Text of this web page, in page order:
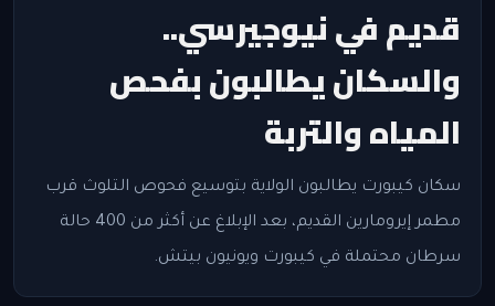
قديم في نيوجيرسي..
والسكان يطالبون بفحص
المياه والتربة
سكان كيبورت يطالبون الولاية بتوسيع فحوص التلوث قرب
مطمر إيرومارين القديم، بعد الإبلاغ عن أكثر من 400 حالة
سرطان محتملة في كيبورت ويونيون بيتش.